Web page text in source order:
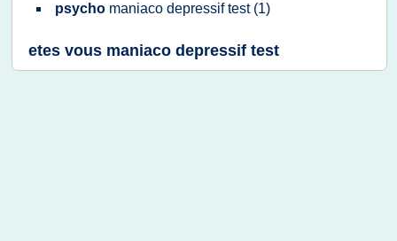
psycho maniaco depressif test (1)
etes vous maniaco depressif test